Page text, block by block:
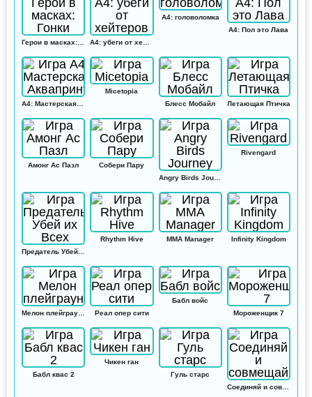
А4: головоломка
А4: Пол это Лава
Micetopia
Блесс Мобайл
Летающая Птичка
Амонг Ас Пазл
Собери Пару
Angry Birds Journey
Rivengard
Rhythm Hive MMA Manager Infinity Kingdom
Реал опер сити
Бабл войс
Мороженщик 7
Бабл квас 2
Чикен ган
Гуль старс
Соединяй и совмещай